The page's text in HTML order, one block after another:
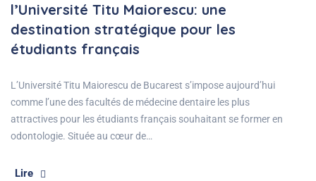
l’Université Titu Maiorescu: une
destination stratégique pour les
étudiants français
L’Université Titu Maiorescu de Bucarest s’impose aujourd’hui
comme l’une des facultés de médecine dentaire les plus
attractives pour les étudiants français souhaitant se former en
odontologie. Située au cœur de…
Lire